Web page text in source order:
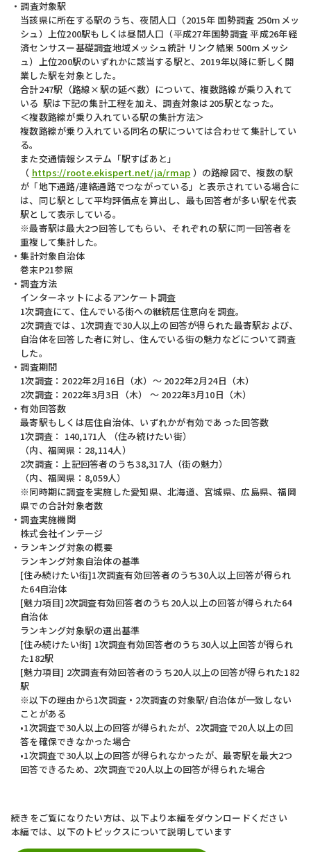
調査対象駅
当該県に所在する駅のうち、夜間人口（2015年 国勢調査 250mメッ
シュ）上位200駅もしくは昼間人口（平成27年国勢調査 平成26年経
済センサスー基礎調査地域メッシュ統計 リンク結果 500mメッシ
ュ）上位200駅のいずれかに該当する駅と、2019年以降に新しく開
業した駅を対象とした。
合計247駅（路線×駅の延べ数）について、複数路線が乗り入れて
いる 駅は下記の集計工程を加え、調査対象は205駅となった。
＜複数路線が乗り入れている駅の集計方法＞
複数路線が乗り入れている同名の駅については合わせて集計してい
る。
また交通情報システム「駅すぱあと」
（ https://roote.ekispert.net/ja/rmap ）の路線図で、複数の駅
が「地下通路/連絡通路でつながっている」と表示されている場合に
は、同じ駅として平均評価点を算出し、最も回答者が多い駅を代表
駅として表示している。
※最寄駅は最大2つ回答してもらい、それぞれの駅に同一回答者を
重複して集計した。
集計対象自治体
巻末P21参照
調査方法
インターネットによるアンケート調査
1次調査にて、住んでいる街への継続居住意向を調査。
2次調査では、1次調査で30人以上の回答が得られた最寄駅および、
自治体を回答した者に対し、住んでいる街の魅力などについて調査
した。
調査期間
1次調査：2022年2月16日（水）～ 2022年2月24日（木）
2次調査：2022年3月3日（木） ～ 2022年3月10日（木）
有効回答数
最寄駅もしくは居住自治体、いずれかが有効であった回答数
1次調査： 140,171人 （住み続けたい街）
（内、福岡県：28,114人）
2次調査：上記回答者のうち38,317人（街の魅力）
（内、福岡県：8,059人）
※同時期に調査を実施した愛知県、北海道、宮城県、広島県、福岡
県での合計対象者数
調査実施機関
株式会社インテージ
ランキング対象の概要
ランキング対象自治体の基準
[住み続けたい街]1次調査有効回答者のうち30人以上回答が得られ
た64自治体
[魅力項目]2次調査有効回答者のうち20人以上の回答が得られた64
自治体
ランキング対象駅の選出基準
[住み続けたい街] 1次調査有効回答者のうち30人以上回答が得られ
た182駅
[魅力項目] 2次調査有効回答者のうち20人以上の回答が得られた182
駅
※以下の理由から1次調査・2次調査の対象駅/自治体が一致しない
ことがある
•1次調査で30人以上の回答が得られたが、2次調査で20人以上の回
答を確保できなかった場合
•1次調査で30人以上の回答が得られなかったが、最寄駅を最大2つ
回答できるため、2次調査で20人以上の回答が得られた場合
続きをご覧になりたい方は、以下より本編をダウンロードください
本編では、以下のトピックスについて説明しています